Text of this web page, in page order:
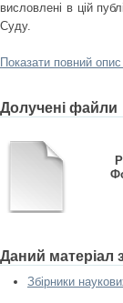
висловлені в цій
Суду.
Показати повний
Долучені файли
Даний матеріал
Збірники